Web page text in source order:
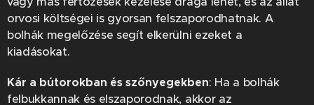
orvosi költségei is gyorsan felszaporodhatnak. A
bolhák megelőzése segít elkerülni ezeket a
kiadásokat.
Kár a bútorokban és szőnyegekben: Ha a bolhák
felbukkannak és elszaporodnak, akkor az